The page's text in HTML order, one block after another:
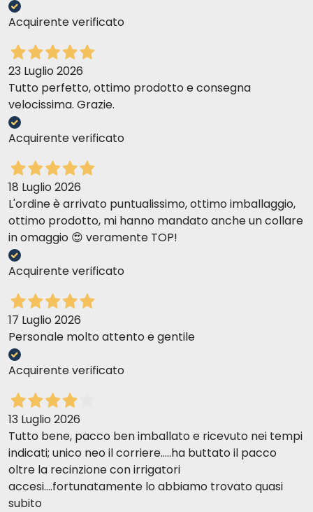
Acquirente verificato
23 Luglio 2026
Tutto perfetto, ottimo prodotto e consegna
velocissima. Grazie.
Acquirente verificato
18 Luglio 2026
L'ordine è arrivato puntualissimo, ottimo imballaggio,
ottimo prodotto, mi hanno mandato anche un collare
in omaggio 😍 veramente TOP!
Acquirente verificato
17 Luglio 2026
Personale molto attento e gentile
Acquirente verificato
13 Luglio 2026
Tutto bene, pacco ben imballato e ricevuto nei tempi
indicati; unico neo il corriere.....ha buttato il pacco
oltre la recinzione con irrigatori
accesi....fortunatamente lo abbiamo trovato quasi
subito